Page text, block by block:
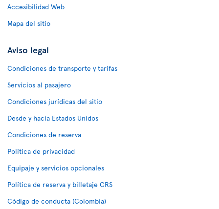
Accesibilidad Web
Mapa del sitio
Aviso legal
Condiciones de transporte y tarifas
Servicios al pasajero
Condiciones jurídicas del sitio
Desde y hacia Estados Unidos
Condiciones de reserva
Política de privacidad
Equipaje y servicios opcionales
Política de reserva y billetaje CRS
Código de conducta (Colombia)